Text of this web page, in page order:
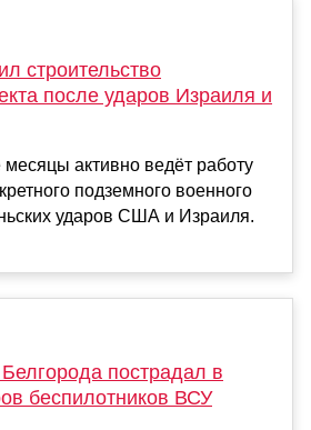
строительство
после ударов Израиля и
активно ведёт работу
подземного военного
ударов США и Израиля.
пострадал в
беспилотников ВСУ